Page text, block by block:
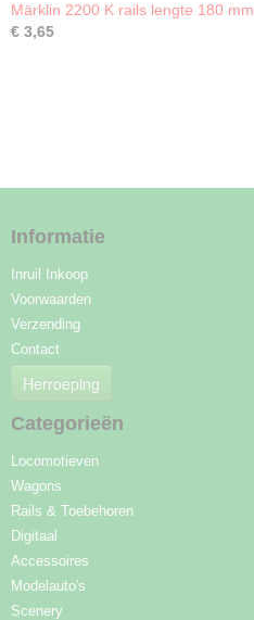
Märklin 2200 K rails lengte 180 mm
€ 3,65
Informatie
Inruil Inkoop
Voorwaarden
Verzending
Contact
Herroeping
Categorieën
Locomotieven
Wagons
Rails & Toebehoren
Digitaal
Accessoires
Modelauto's
Scenery